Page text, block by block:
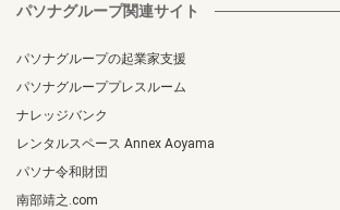
パソナグループ関連サイト
パソナグループの起業家支援
パソナグループプレスルーム
ナレッジバンク
レンタルスペース Annex Aoyama
パソナ令和財団
南部靖之.com